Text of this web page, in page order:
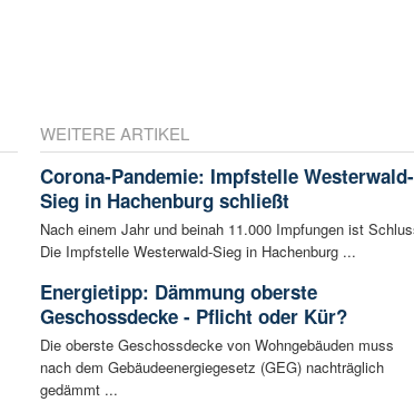
WEITERE ARTIKEL
Corona-Pandemie: Impfstelle Westerwald-
Sieg in Hachenburg schließt
Nach einem Jahr und beinah 11.000 Impfungen ist
Die Impfstelle Westerwald-Sieg in Hachenburg ...
Energietipp: Dämmung oberste
Geschossdecke - Pflicht oder Kür?
Die oberste Geschossdecke von Wohngebäuden muss
nach dem Gebäudeenergiegesetz (GEG) nachträglich
gedämmt ...